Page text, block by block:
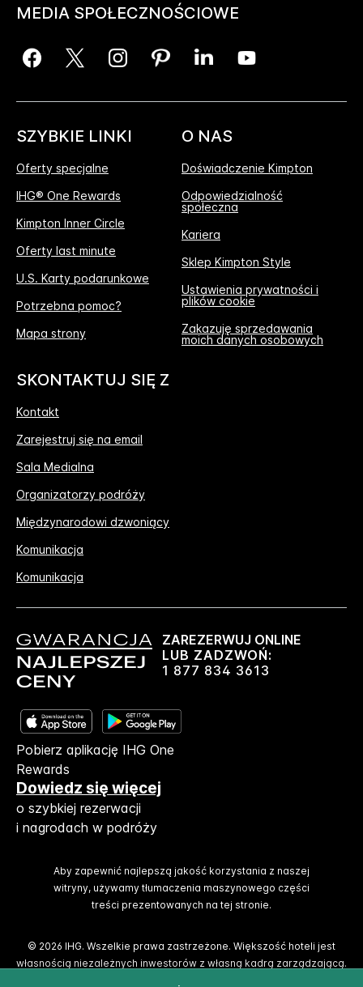
MEDIA SPOŁECZNOŚCIOWE
SZYBKIE LINKI
Oferty specjalne
IHG® One Rewards
Kimpton Inner Circle
Oferty last minute
U.S. Karty podarunkowe
Potrzebna pomoc?
Mapa strony
O NAS
Doświadczenie Kimpton
Odpowiedzialność
społeczna
Kariera
Sklep Kimpton Style
Ustawienia prywatności i
plików cookie
Zakazuję sprzedawania
moich danych osobowych
SKONTAKTUJ SIĘ Z
Kontakt
Zarejestruj się na email
Sala Medialna
Organizatorzy podróży
Międzynarodowi dzwoniący
Komunikacja
Komunikacja
ZAREZERWUJ ONLINE
LUB ZADZWOŃ:
1 877 834 3613
Pobierz aplikację IHG One
Rewards
Dowiedz się więcej
o szybkiej rezerwacji
i nagrodach w podróży
Aby zapewnić najlepszą jakość korzystania z naszej
witryny, używamy tłumaczenia maszynowego części
treści prezentowanych na tej stronie.
© 2026 IHG. Wszelkie prawa zastrzeżone. Większość hoteli jest
własnością niezależnych inwestorów z własną kadrą zarządzającą.